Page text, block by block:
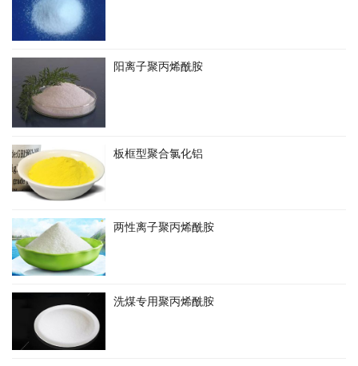
阳离子聚丙烯酰胺
板框型聚合氯化铝
两性离子聚丙烯酰胺
洗煤专用聚丙烯酰胺